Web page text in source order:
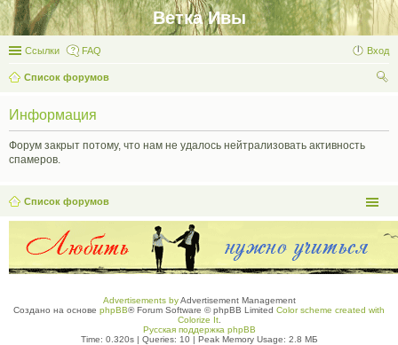
Ветка Ивы
Ссылки FAQ Вход
Список форумов
Информация
Форум закрыт потому, что нам не удалось нейтрализовать активность
спамеров.
Список форумов
Advertisements byAdvertisement Management
Создано на основе phpBB® Forum Software © phpBB Limited Color scheme created with
Colorize It.
Русская поддержка phpBB
Time: 0.320s| Queries: 10| Peak Memory Usage: 2.8 МБ